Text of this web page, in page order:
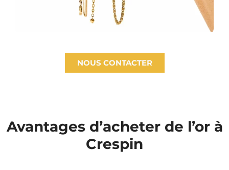
NOUS CONTACTER
Avantages d’acheter de l’or à
Crespin